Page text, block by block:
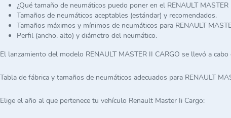
¿Qué tamaño de neumáticos puedo poner en el RENAULT MASTER
Tamaños de neumáticos aceptables (estándar) y recomendados.
Tamaños máximos y mínimos de neumáticos para RENAULT
Perfil (ancho, alto) y diámetro del neumático.
El lanzamiento del modelo RENAULT MASTER II CARGO se llevó a
Tabla de fábrica y tamaños de neumáticos adecuados para RENAULT
Elige el año al que pertenece tu vehículo Renault Master Ii Cargo: